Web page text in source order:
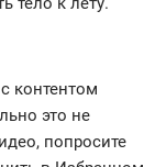
контентом
это не
попросите